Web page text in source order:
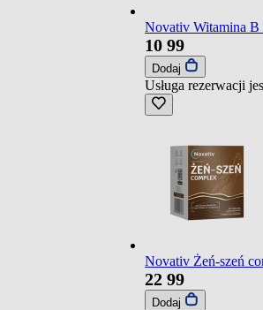
Novativ Witamina B
10 99
Dodaj
Usługa rezerwacji
Novativ Żeń-szeń
22 99
Dodaj